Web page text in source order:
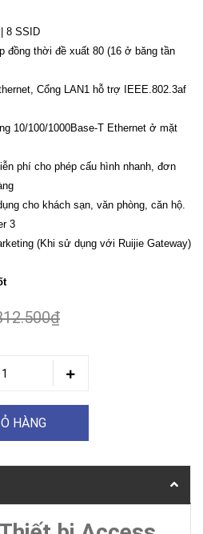
8 SSID
đồng thời đề xuất 80 (16 ở băng tần
Cổng LAN1 hỗ trợ IEEE.802.3af
10/100/1000Base-T Ethernet ở mặt
phí cho phép cấu hình nhanh, đơn
cho khách sạn, văn phòng, căn hộ.
3
(Khi sử dụng với Ruijie Gateway)
HÀNG